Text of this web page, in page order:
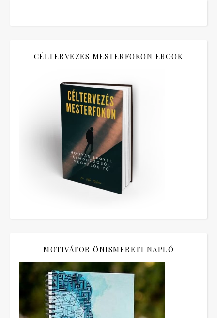
CÉLTERVEZÉS MESTERFOKON EBOOK
MOTIVÁTOR ÖNISMERETI NAPLÓ